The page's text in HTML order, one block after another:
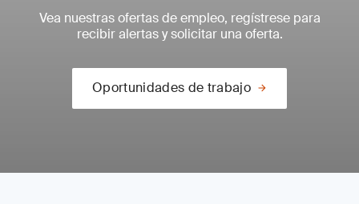
Vea nuestras ofertas de empleo, regístrese para
recibir alertas y solicitar una oferta.
Oportunidades de trabajo